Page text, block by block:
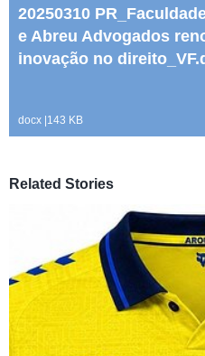
20250310
e Abreu Advogados
inovação no
docx |143 KB
Related Stories